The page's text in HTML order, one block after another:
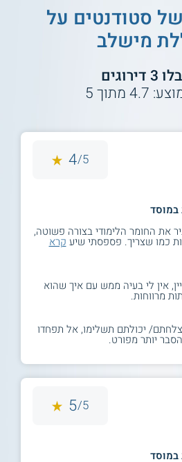
סטודנטים על
מישלב
3דירוגים
4.7מתוך5
5/
4
את החומר הלימודי בצורה פשוטה,
כמו שצריך. פספסתי שיע קרא
אין לי בעיה ממש עם איך שהוא
מרווחות.
יכולתם תשלימו, אל תפחדו
יותר מפורט.
5/
5